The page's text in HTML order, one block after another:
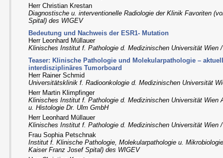
Herr Christian Krestan
Diagnostische u. interventionelle Radiologie der Klinik Favoriten
Spital) des WIGEV
Bedeutung und Nachweis der ESR1- Mutation
Herr Leonhard Müllauer
Klinisches Institut f. Pathologie d. Medizinischen Universität Wien
Teaser: Klinische Pathologie und Molekularpathologie –
interdisziplinäres Tumorboard
Herr Rainer Schmid
Universitätsklinik f. Radioonkologie d. Medizinischen Universität
Herr Martin Klimpfinger
Klinisches Institut f. Pathologie d. Medizinischen Universität Wien
u. Histologie Dr. Ulm GmbH
Herr Leonhard Müllauer
Klinisches Institut f. Pathologie d. Medizinischen Universität Wien
Frau Sophia Petschnak
Institut f. Klinische Pathologie, Molekularpathologie u.
Kaiser Franz Josef Spital) des WIGEV